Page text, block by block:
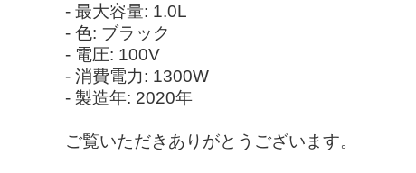
- 最大容量: 1.0L
- 色: ブラック
- 電圧: 100V
- 消費電力: 1300W
- 製造年: 2020年
ご覧いただきありがとうございます。